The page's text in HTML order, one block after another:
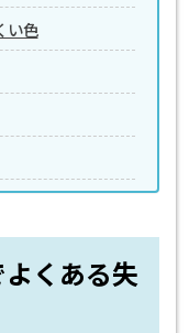
い色
くある失